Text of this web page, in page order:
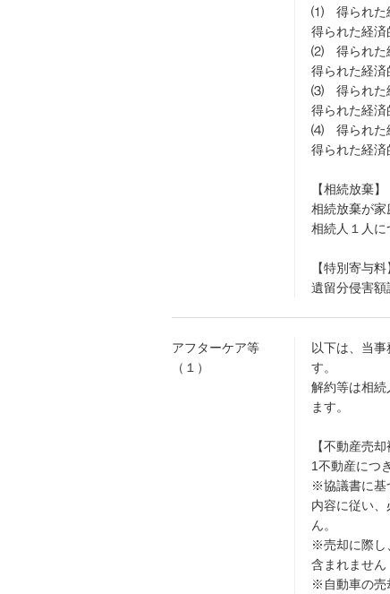
⑴ 得られた
得られた経
⑵ 得られた
得られた経
⑶ 得られた
得られた経
⑷ 得られた
得られた経
【相続放棄】
相続放棄が家
相続人１人に
【特別寄与料
遺留分侵害額
アフターケア等
（１）
以下は、当
す。
解約等は相続
ます。
【不動産売
1不動産につ
※協議書に基
内容に従い
ん。
※売却に際し
含まれません
※自動車の売